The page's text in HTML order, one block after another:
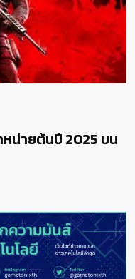
หน่ายต้นปี 2025 บน